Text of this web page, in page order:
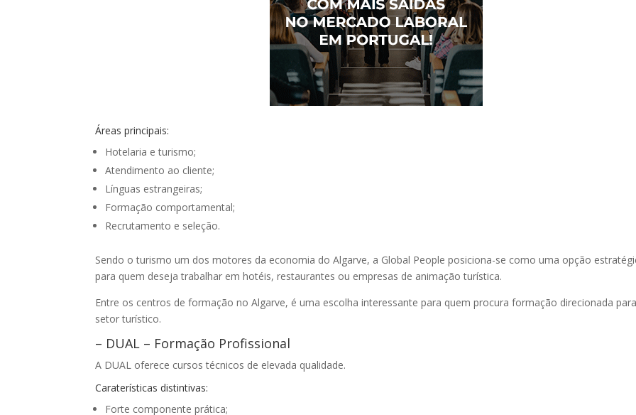
Áreas principais:
Hotelaria e turismo;
Atendimento ao cliente;
Línguas estrangeiras;
Formação comportamental;
Recrutamento e seleção.
Sendo o turismo um dos motores da economia do Algarve, a Global People posiciona-se como uma opção
para quem deseja trabalhar em hotéis, restaurantes ou empresas de animação turística.
Entre os centros de formação no Algarve, é uma escolha interessante para quem procura formação direcionada
setor turístico.
– DUAL – Formação Profissional
A DUAL oferece cursos técnicos de elevada qualidade.
Caraterísticas distintivas:
Forte componente prática;